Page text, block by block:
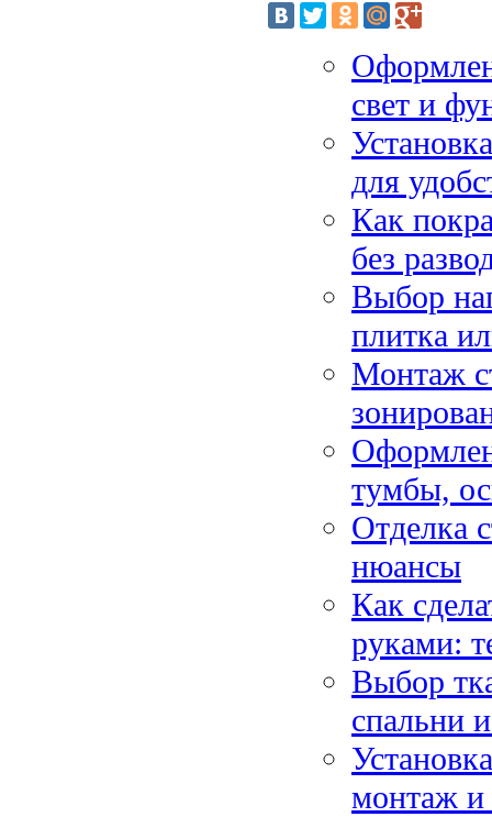
свет и
для
Как
без
Выбор
плитка
Монтаж
тумбы,
Отделка
нюансы
Как
руками:
Выбор
спальни
монтаж и